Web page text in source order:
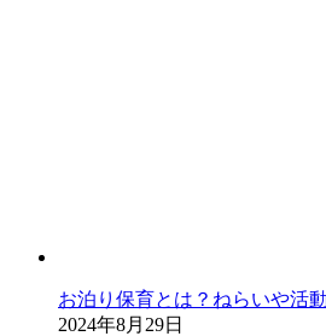
お泊り保育とは？ねらいや活
2024年8月29日